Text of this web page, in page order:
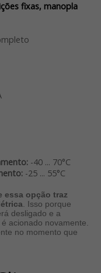
fixas, manopla
-40 ... 70°C
-25 ... 55°C
essa opção traz
. Isso porque
desligado e a
acionado novamente.
no momento que